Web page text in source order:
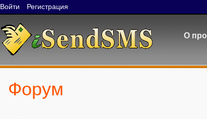
Войти Регистрация
О
Форум